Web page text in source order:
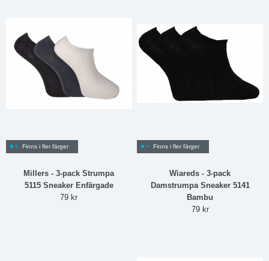
Finns i fler färger
Millers - 3-pack Strumpa
5115 Sneaker Enfärgade
79 kr
Finns i fler färger
Wiareds - 3-pack
Damstrumpa Sneaker 5141
Bambu
79 kr